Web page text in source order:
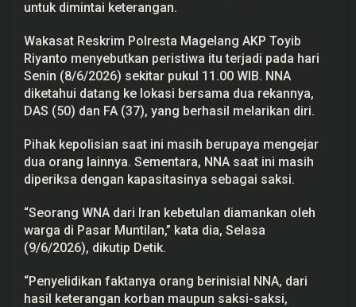
s
M
u
n
t
i
a
M
g
e
n
g
untuk dimintai keterangan.
Wakasat Reskrim Polresta Magelang AKP Toyib
Riyanto menyebutkan peristiwa itu terjadi pada hari
Senin (8/6/2026) sekitar pukul 11.00 WIB. NNA
diketahui datang ke lokasi bersama dua rekannya,
DAS (50) dan FA (37), yang berhasil melarikan diri.
Pihak kepolisian saat ini masih berupaya mengejar
dua orang lainnya. Sementara, NNA saat ini masih
diperiksa dengan kapasitasinya sebagai saksi.
“Seorang WNA dari Iran kebetulan diamankan oleh
warga di Pasar Muntilan,” kata dia, Selasa
(9/6/2026), dikutip Detik.
“Penyelidikan faktanya orang berinisial NNA, dari
hasil keterangan korban maupun saksi-saksi,